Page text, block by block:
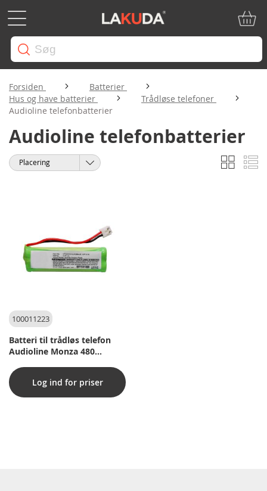
Forsiden
Batterier
Hus og have batterier
Trådløse telefoner
Audioline telefonbatterier
Audioline telefonbatterier
Vis
som
Gitter
Sorter
100011223
Batteri til trådløs telefon
Audioline Monza 480
Log ind for priser